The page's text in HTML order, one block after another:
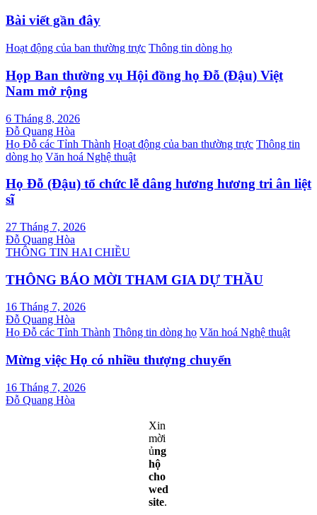
Bài viết gần đây
Hoạt động của ban thường trực Thông tin dòng họ
Họp Ban thường vụ Hội đồng họ Đỗ (Đậu) Việt
Nam mở rộng
6 Tháng 8, 2026
Đỗ Quang Hòa
Họ Đỗ các Tỉnh Thành Hoạt động của ban thường trực Thông tin
dòng họ Văn hoá Nghệ thuật
Họ Đỗ (Đậu) tổ chức lễ dâng hương hương tri ân liệt
sĩ
27 Tháng 7, 2026
Đỗ Quang Hòa
THÔNG TIN HAI CHIỀU
THÔNG BÁO MỜI THAM GIA DỰ THẦU
16 Tháng 7, 2026
Đỗ Quang Hòa
Họ Đỗ các Tỉnh Thành Thông tin dòng họ Văn hoá Nghệ thuật
Mừng việc Họ có nhiều thượng chuyển
16 Tháng 7, 2026
Đỗ Quang Hòa
Xin
mời
ủng
hộ
cho
wed
site.